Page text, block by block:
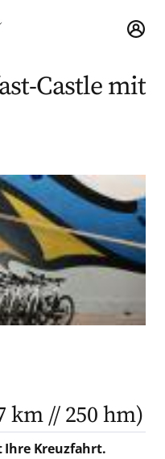
Castle mit
km // 250 hm)
Ihre Kreuzfahrt.